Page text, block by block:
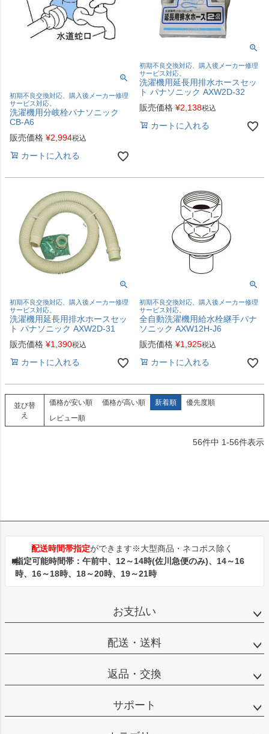
初期不良交換対応、購入後メーカー修理
サービス対応。
洗濯機用分岐栓パナソニック
CB-A6
販売価格 ¥2,994税込
カートに入れる
初期不良交換対応、購入後メーカー修理
サービス対応。
洗濯機用延長用排水ホースセッ
ト パナソニック AXW2D-32
販売価格 ¥2,138税込
カートに入れる
初期不良交換対応、購入後メーカー修理
サービス対応。
洗濯機用延長用排水ホースセッ
ト パナソニック AXW2D-31
販売価格 ¥1,390税込
カートに入れる
初期不良交換対応、購入後メーカー修理
サービス対応。
全自動洗濯機用給水栓継手パナ
ソニック AXW12H-J6
販売価格 ¥1,925税込
カートに入れる
並び替
え
価格が安い順 価格が高い順 新着順
優先度順
レビュー順
56件中 1-56件表示
配送時間帯指定ができます※大型商品・ネコポス除く
指定可能時間帯：午前中、12～14時(佐川急便のみ)、14～16
時、16～18時、18～20時、19～21時
お支払い
配送・送料
返品・交換
サポート